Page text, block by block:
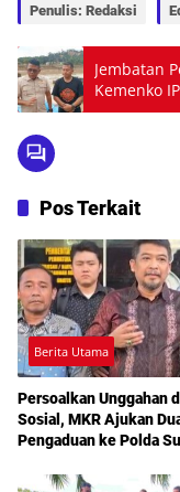
Penulis: Redaksi
Jembatan
Kemenko
Pos Terkait
Berita Utama
Persoalkan Unggahan
Sosial, MKR Ajukan
Pengaduan ke Polda